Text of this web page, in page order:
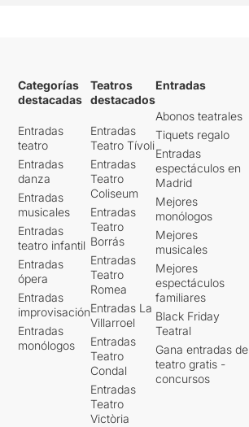
Categorías
destacadas
Entradas
teatro
Entradas
danza
Entradas
musicales
Entradas
teatro infantil
Entradas
ópera
Entradas
improvisación
Entradas
monólogos
Teatros
destacados
Entradas
Teatro Tívoli
Entradas
Teatro
Coliseum
Entradas
Teatro
Borrás
Entradas
Teatro
Romea
Entradas La
Villarroel
Entradas
Teatro
Condal
Entradas
Teatro
Victòria
Entradas
Abonos teatrales
Tiquets regalo
Entradas
espectáculos en
Madrid
Mejores
monólogos
Mejores
musicales
Mejores
espectáculos
familiares
Black Friday
Teatral
Gana entradas de
teatro gratis -
concursos